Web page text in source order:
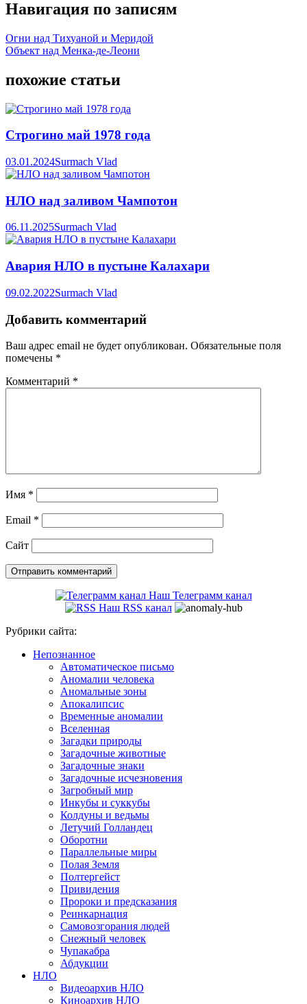
Навигация по записям
Огни над Тихуаной и Меридой
Объект над Менка-де-Леони
похожие статьи
Строгино май 1978 года
03.01.2024Surmach Vlad
НЛО над заливом Чампотон
06.11.2025Surmach Vlad
Авария НЛО в пустыне Калахари
09.02.2022Surmach Vlad
Добавить комментарий
Ваш адрес email не будет опубликован. Обязательные поля
помечены *
Комментарий *
Имя *
Email *
Сайт
Наш Телеграмм канал
Наш RSS канал
Рубрики сайта:
Непознанное
Автоматическое письмо
Аномалии человека
Аномальные зоны
Апокалипсис
Временные аномалии
Вселенная
Загадки природы
Загадочные животные
Загадочные знаки
Загадочные исчезновения
Загробный мир
Инкубы и суккубы
Колдуны и ведьмы
Летучий Голландец
Оборотни
Параллельные миры
Полая Земля
Полтергейст
Привидения
Пророки и предсказания
Реинкарнация
Самовозгорания людей
Снежный человек
Чупакабра
Абдукции
НЛО
Видеоархив НЛО
Киноархив НЛО